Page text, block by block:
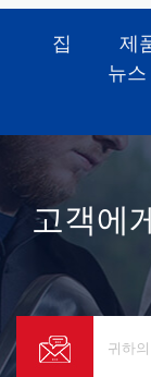
집 제
뉴스
고객에